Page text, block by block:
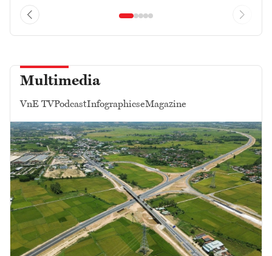
Multimedia
VnE TVPodcastInfographicseMagazine